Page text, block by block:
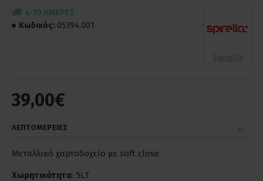
39,00€
4-10 ΗΜΈΡΕΣ
Κωδικός: 05394.001
Spirella
ΛΕΠΤΟΜΕΡΕΙΕΣ
Μεταλλικό χαρτοδοχείο με soft close.
Χωρητικότητα: 5LT